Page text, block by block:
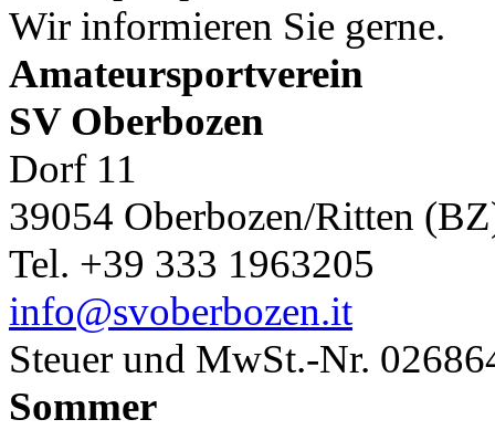
Wir informieren Sie gerne.
Amateursportverein
SV Oberbozen
Dorf 11
39054 Oberbozen/Ritten
Tel. +39 333 1963205
info@svoberbozen.it
Steuer und MwSt.-Nr.
Sommer